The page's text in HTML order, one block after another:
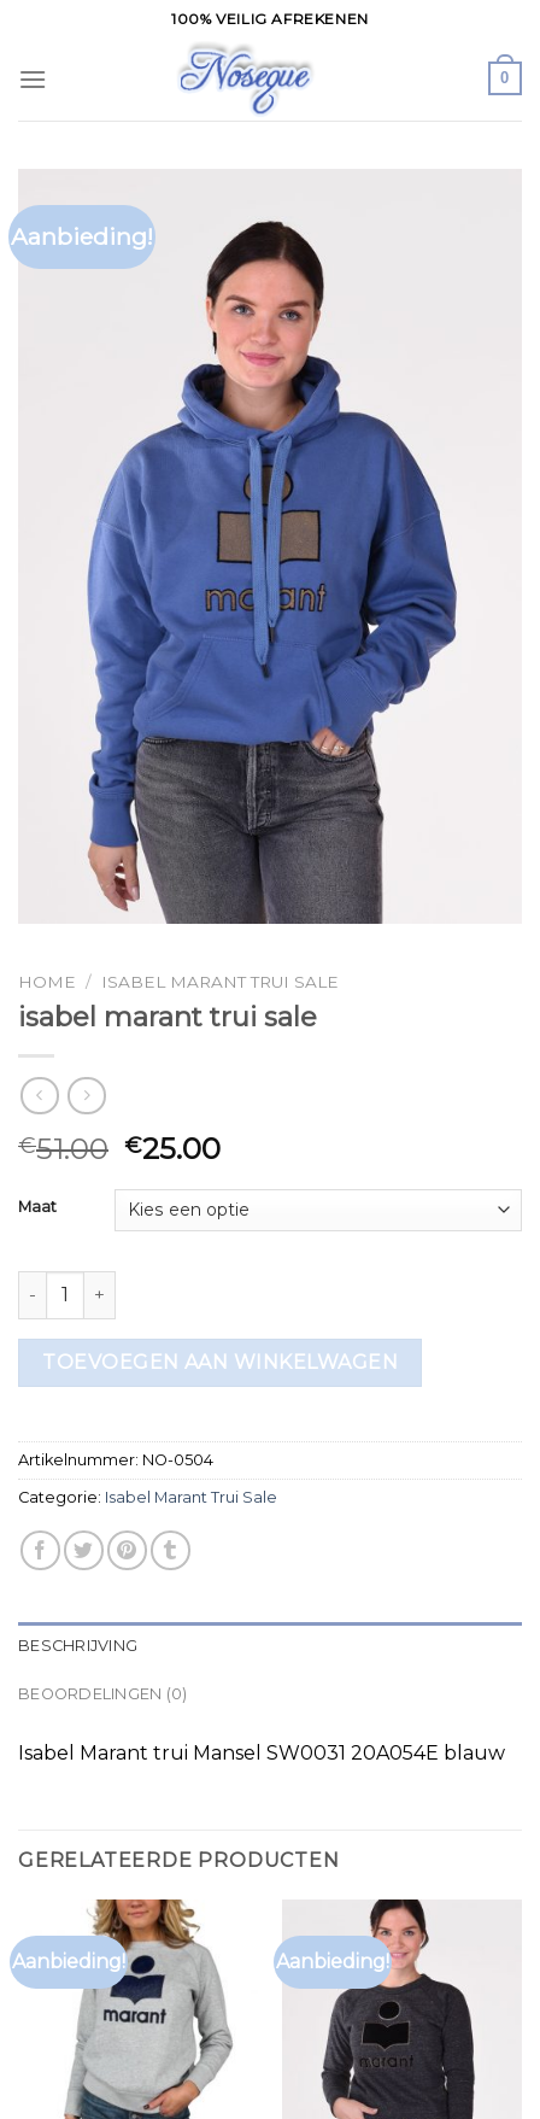
content
100% VEILIG AFREKENEN
0
Aanbieding!
HOME / ISABEL MARANT TRUI SALE
isabel marant trui sale
€51.00 €25.00
Maat
isabel marant trui sale aantal
TOEVOEGEN AAN WINKELWAGEN
Artikelnummer: NO-0504
Categorie: Isabel Marant Trui Sale
BESCHRIJVING
BEOORDELINGEN (0)
Isabel Marant trui Mansel SW0031 20A054E blauw
GERELATEERDE PRODUCTEN
Aanbieding! Aanbieding!